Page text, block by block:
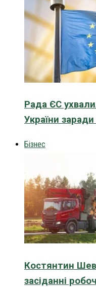
Рада ЄС
України
Бізнес
Костянтин
засіданні